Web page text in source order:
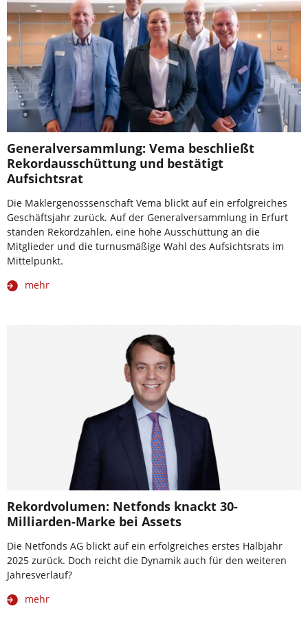
Generalversammlung: Vema beschließt
Rekordausschüttung und bestätigt
Aufsichtsrat
Die Maklergenosssenschaft Vema blickt auf ein erfolgreiches
Geschäftsjahr zurück. Auf der Generalversammlung in Erfurt
standen Rekordzahlen, eine hohe Ausschüttung an die
Mitglieder und die turnusmäßige Wahl des Aufsichtsrats im
Mittelpunkt.
mehr
Rekordvolumen: Netfonds knackt 30-
Milliarden-Marke bei Assets
Die Netfonds AG blickt auf ein erfolgreiches erstes Halbjahr
2025 zurück. Doch reicht die Dynamik auch für den weiteren
Jahresverlauf?
mehr